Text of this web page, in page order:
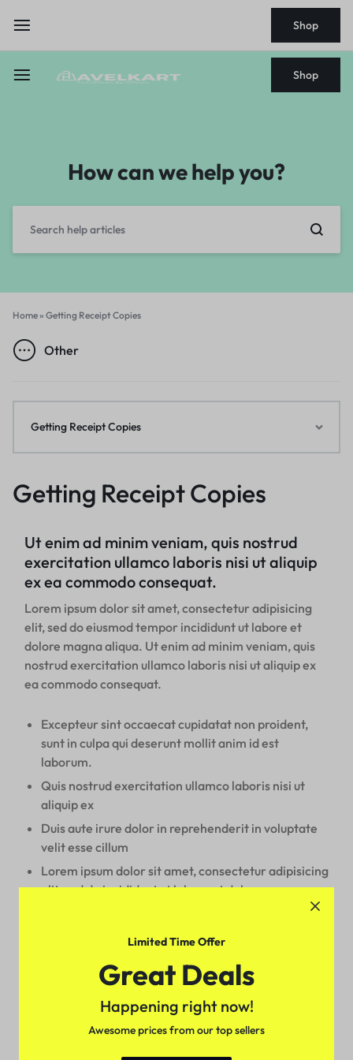
Shop
Shop
How can we help you?
Home» Getting Receipt Copies
Other
Getting Receipt Copies
Ut enim ad minim veniam, quis nostrud
exercitation ullamco laboris nisi ut aliquip
ex ea commodo consequat.
Lorem ipsum dolor sit amet, consectetur adipisicing
elit, sed do eiusmod tempor incididunt ut labore et
dolore magna aliqua. Ut enim ad minim veniam, quis
nostrud exercitation ullamco laboris nisi ut aliquip ex
ea commodo consequat.
Excepteur sint occaecat cupidatat non proident,
sunt in culpa qui deserunt mollit anim id est
laborum.
Quis nostrud exercitation ullamco laboris nisi ut
aliquip ex
Duis aute irure dolor in reprehenderit in voluptate
velit esse cillum
Lorem ipsum dolor sit amet, consectetur adipisicing
elit, sed do incididunt ut labore et dolore magna
Sed ut perspiciatis unde omnis iste natus error sit
voluptatem accusantium doloremque laudantium,
totam rem aperiam, eaque ipsa quae ab illo inventore
veritatis et quasi architecto beatae vitae dicta sunt
explicabo. Nemo enim ipsam voluptatem quia voluptas
Getting Receipt Copies
Limited Time Offer
Great Deals
Happening right now!
Awesome prices from our top sellers